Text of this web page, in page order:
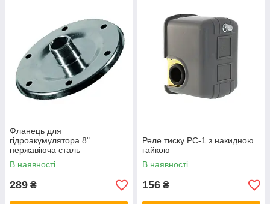
Фланець для
гідроакумулятора 8"
нержавіюча сталь
В наявності
289 ₴
Реле тиску PC-1 з накидною
гайкою
В наявності
156 ₴